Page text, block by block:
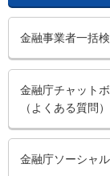
金融事業者一括
金融庁チャット
（よくある質問）
金融庁ソーシャ